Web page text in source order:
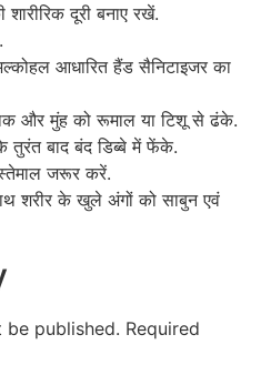
दूरी बनाए रखें.
आधारित हैंड सैनिटाइजर का
और मुंह को रूमाल या टिशू से ढंके.
तुरंत बाद बंद डिब्बे में फेंके.
जरूर करें.
शरीर के खुले अंगों को साबुन एवं
be published. Required